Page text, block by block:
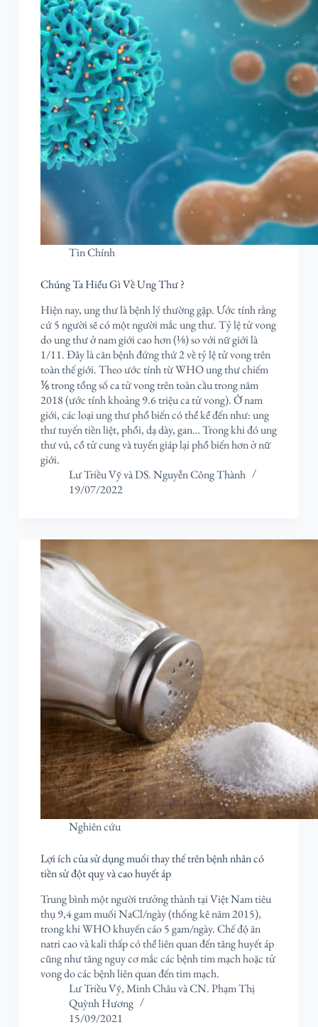
Tin Chính
Chúng Ta Hiểu Gì Về Ung Thư ?
Hiện nay, ung thư là bệnh lý thường gặp. Ước tính rằng
cứ 5 người sẽ có một người mắc ung thư. Tỷ lệ tử vong
do ung thư ở nam giới cao hơn (⅛) so với nữ giới là
1/11. Đây là căn bệnh đứng thứ 2 về tỷ lệ tử vong trên
toàn thế giới. Theo ước tính từ WHO ung thư chiếm
⅙ trong tổng số ca tử vong trên toàn cầu trong năm
2018 (ước tính khoảng 9.6 triệu ca tử vong). Ở nam
giới, các loại ung thư phổ biến có thể kể đến như: ung
thư tuyến tiền liệt, phổi, dạ dày, gan… Trong khi đó ung
thư vú, cổ tử cung và tuyến giáp lại phổ biến hơn ở nữ
giới.
Lư Triều VỹvàDS. Nguyễn Công Thành
19/07/2022
Nghiên cứu
Lợi ích của sử dụng muối thay thế trên bệnh nhân có
tiền sử đột quỵ và cao huyết áp
Trung bình một người trưởng thành tại Việt Nam tiêu
thụ 9,4 gam muối NaCl/ngày (thống kê năm 2015),
trong khi WHO khuyến cáo 5 gam/ngày. Chế độ ăn
natri cao và kali thấp có thể liên quan đến tăng huyết áp
cũng như tăng nguy cơ mắc các bệnh tim mạch hoặc tử
vong do các bệnh liên quan đến tim mạch.
Lư Triều Vỹ,Minh ChâuvàCN. Phạm Thị
Quỳnh Hương
15/09/2021